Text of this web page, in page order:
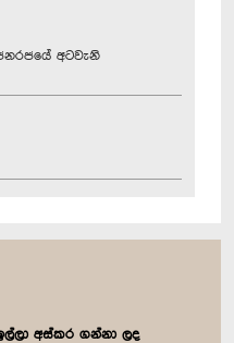
ජනරජයේ අටවැනි
අස්කර ගන්නා ලද